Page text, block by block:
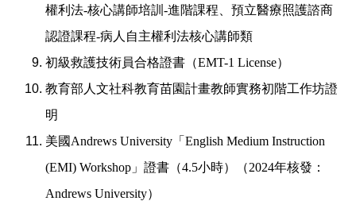
權利法-核心講師培訓 -進階課程、預立醫療照護諮商
認證課程-病人自主權利法核心講師類
初級救護技術員合格證書（EMT-1 License）
教育部人文社科教育苗園計畫教師實務初階工作坊證
明
美國Andrews University 「 English Medium Instruction
(EMI) Workshop 」證書（4.5小時）（2024年核發：
Andrews University）